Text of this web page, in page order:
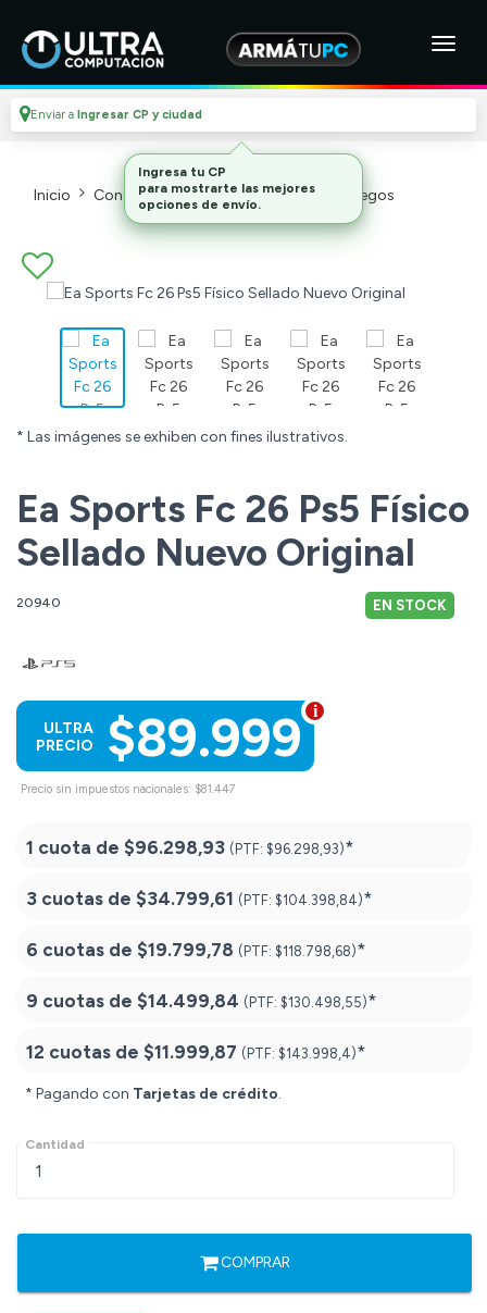
Enviar a Ingresar CP y ciudad
Inicio Consolas Y Videojuegos_2 Videojuegos
* Las imágenes se exhiben con fines ilustrativos.
Ea Sports Fc 26 Ps5 Físico
Sellado Nuevo Original
20940 EN STOCK
$89.999
ULTRA
PRECIO
Precio sin impuestos nacionales: $81.447
1 cuota de $96.298,93 (PTF: $96.298,93)*
3 cuotas de $34.799,61 (PTF: $104.398,84)*
6 cuotas de $19.799,78 (PTF: $118.798,68)*
9 cuotas de $14.499,84 (PTF: $130.498,55)*
12 cuotas de $11.999,87 (PTF: $143.998,4)*
* Pagando con Tarjetas de crédito.
Cantidad
COMPRAR